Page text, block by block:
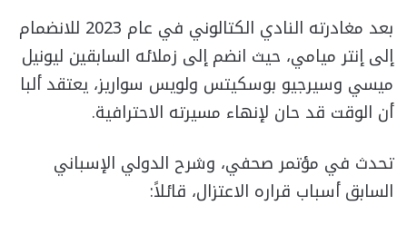
بعد مغادرته النادي الكتالوني في عام 2023 للانضمام
إلى إنتر ميامي، حيث انضم إلى زملائه السابقين ليونيل
ميسي وسيرجيو بوسكيتس ولويس سواريز، يعتقد ألبا
أن الوقت قد حان لإنهاء مسيرته الاحترافية.
تحدث في مؤتمر صحفي، وشرح الدولي الإسباني
السابق أسباب قراره الاعتزال، قائلاً: